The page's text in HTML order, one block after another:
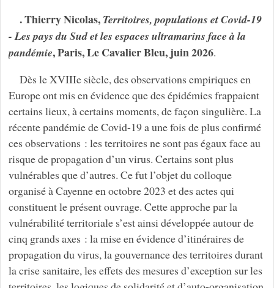
. Thierry Nicolas, Territoires, populations et Covid-19
- Les pays du Sud et les espaces ultramarins face à la
pandémie, Paris, Le Cavalier Bleu, juin 2026.
Dès le XVIIIe siècle, des observations empiriques en
Europe ont mis en évidence que des épidémies frappaient
certains lieux, à certains moments, de façon singulière. La
récente pandémie de Covid-19 a une fois de plus confirmé
ces observations : les territoires ne sont pas égaux face au
risque de propagation d’un virus. Certains sont plus
vulnérables que d’autres. Ce fut l’objet du colloque
organisé à Cayenne en octobre 2023 et des actes qui
constituent le présent ouvrage. Cette approche par la
vulnérabilité territoriale s’est ainsi développée autour de
cinq grands axes : la mise en évidence d’itinéraires de
propagation du virus, la gouvernance des territoires durant
la crise sanitaire, les effets des mesures d’exception sur les